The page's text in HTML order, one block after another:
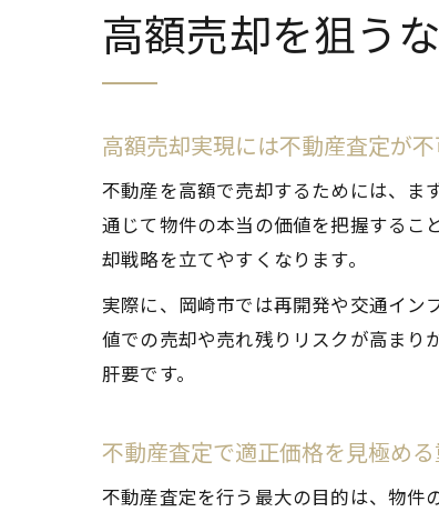
高額売却を狙う
高額売却実現には不動産査定が
不動産を高額で売却するためには、ま
通じて物件の本当の価値を把握するこ
却戦略を立てやすくなります。
実際に、岡崎市では再開発や交通イン
値での売却や売れ残りリスクが高まり
肝要です。
不動産査定で適正価格を見極め
不動産査定を行う最大の目的は、物件